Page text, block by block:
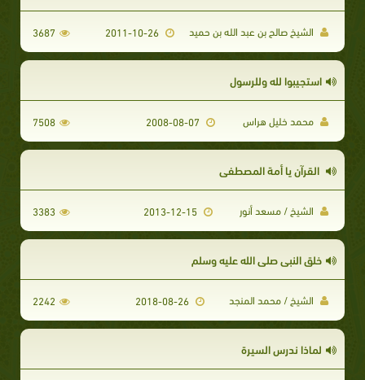
الشيخ صالح بن عبد الله بن حميد 3687
استجيبوا لله وللرسول
محمد خليل هراس 7508
القرآن يا أمة المصطفى
الشيخ / مسعد أنور 2013-12-15
3383
خلق النبي صلى الله عليه وسلم
الشيخ / محمد المنجد 2242
لماذا ندرس السيرة